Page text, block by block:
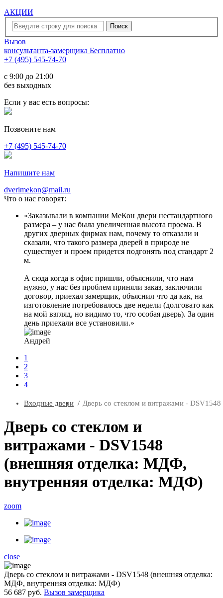
АКЦИИ
Вызов
консультанта-замерщика Бесплатно
+7 (495) 545-74-70
c 9:00 до 21:00
без выходных
Если у вас есть вопросы:
Позвоните нам
+7 (495) 545-74-70
Напишите нам
dverimekon@mail.ru
Что о нас говорят:
Заказывали в компании МеКон двери нестандартного
размера – у нас была увеличенная высота проема. В
других дверных фирмах нам, почему то отказали и
сказали, что такого размера дверей в природе не
существует и проем придется подгонять под стандарт 2
м.
А сюда когда в офис пришли, объяснили, что нам
нужно, у нас без проблем приняли заказ, заключили
договор, приехал замерщик, объяснил что да как, на
изготовление потребовалось две недели (долговато как
на мой взгляд, но видимо то, что особая дверь). За один
день приехали все установили.
Андрей
1
2
3
4
Входные двери Дверь со стеклом и витражами - DSV1548
Дверь со стеклом и
витражами - DSV1548
(внешняя отделка: МДФ,
внутренняя отделка: МДФ)
zoom
close
Дверь со стеклом и витражами - DSV1548 (внешняя отделка:
МДФ, внутренняя отделка: МДФ)
56 687 руб. Вызов замерщика